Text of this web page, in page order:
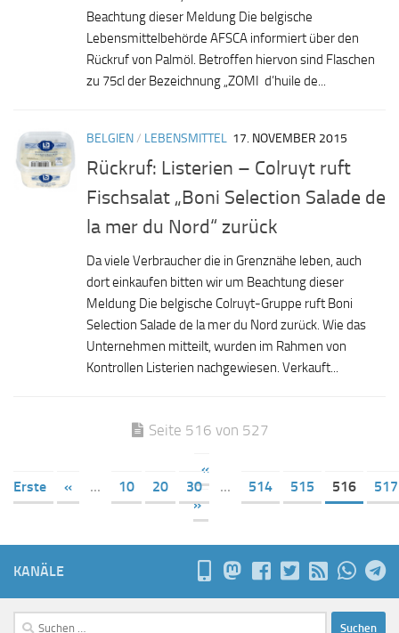
Beachtung dieser Meldung Die belgische
Lebensmittelbehörde AFSCA informiert über den
Rückruf von Palmöl. Betroffen hiervon sind Flaschen
zu 75cl der Bezeichnung „ZOMI d’huile de...
BELGIEN/ LEBENSMITTEL 17. NOVEMBER 2015
Rückruf: Listerien – Colruyt ruft
Fischsalat „Boni Selection Salade de
la mer du Nord“ zurück
Da viele Verbraucher die in Grenznähe leben, auch
dort einkaufen bitten wir um Beachtung dieser
Meldung Die belgische Colruyt-Gruppe ruft Boni
Selection Salade de la mer du Nord zurück. Wie das
Unternehmen mitteilt, wurden im Rahmen von
Kontrollen Listerien nachgewiesen. Verkauft...
Seite 516 von 527
«
Erste
« ... 10 20 30 ... 514 515 516
517
»
KANÄLE
Suchen